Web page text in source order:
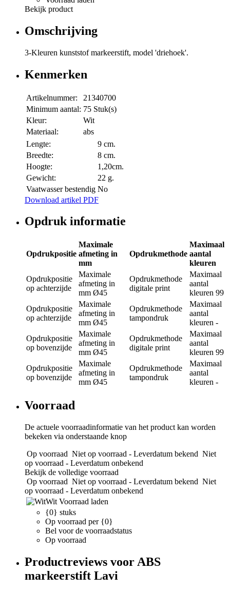
Bekijk product
Omschrijving
3-Kleuren kunststof markeerstift, model 'driehoek'.
Kenmerken
Artikelnummer:
21340700
Minimum aantal: 75 Stuk(s)
Kleur:
Wit
Materiaal:
abs
Lengte:
9 cm.
Breedte:
8 cm.
Hoogte:
1,20cm.
Gewicht:
22 g.
Vaatwasser bestendig No
Download artikel PDF
Opdruk informatie
Opdrukpositie
Maximale
afmeting in
mm
Opdrukmethode
Maximaal
aantal
kleuren
Opdrukpositie
op achterzijde
Maximale
afmeting in
mm Ø45
Opdrukmethode
digitale print
Maximaal
aantal
kleuren 99
Opdrukpositie
op achterzijde
Maximale
afmeting in
mm Ø45
Opdrukmethode
tampondruk
Maximaal
aantal
kleuren -
Opdrukpositie
op bovenzijde
Maximale
afmeting in
mm Ø45
Opdrukmethode
digitale print
Maximaal
aantal
kleuren 99
Opdrukpositie
op bovenzijde
Maximale
afmeting in
mm Ø45
Opdrukmethode
tampondruk
Maximaal
aantal
kleuren -
Voorraad
De actuele voorraadinformatie van het product kan worden
bekeken via onderstaande knop
Op voorraad Niet op voorraad - Leverdatum bekend Niet
op voorraad - Leverdatum onbekend
Bekijk de volledige voorraad
Op voorraad Niet op voorraad - Leverdatum bekend Niet
op voorraad - Leverdatum onbekend
Wit Voorraad laden
{0} stuks
Op voorraad per {0}
Bel voor de voorraadstatus
Op voorraad
Productreviews voor ABS
markeerstift Lavi